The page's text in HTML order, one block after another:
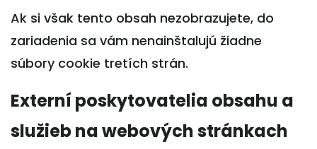
Ak si však tento obsah nezobrazujete, do
zariadenia sa vám nenainštalujú žiadne
súbory cookie tretích strán.
Externí poskytovatelia obsahu a
služieb na webových stránkach